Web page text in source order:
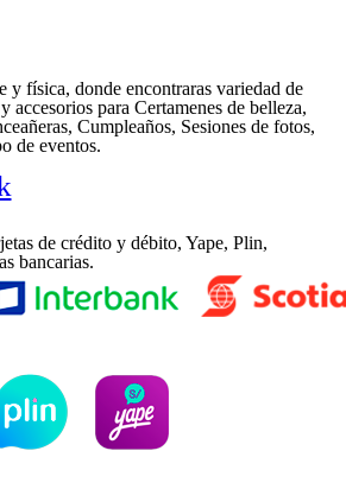
y física, donde encontraras variedad de
accesorios para Certamenes de belleza,
Cumpleaños, Sesiones de fotos,
de eventos.
de crédito y débito, Yape, Plin,
bancarias.